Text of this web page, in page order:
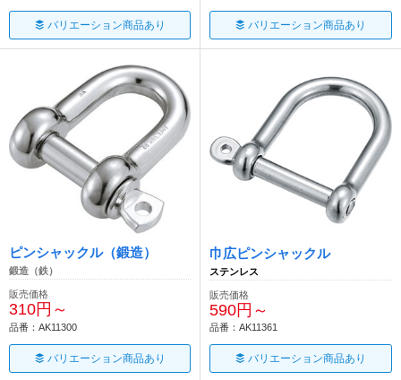
バリエーション商品あり バリエーション商品あり
ピンシャックル（鍛造）
鍛造（鉄）
販売価格
310円～
品番：AK11300
バリエーション商品あり
巾広ピンシャックル
ステンレス
販売価格
590円～
品番：AK11361
バリエーション商品あり